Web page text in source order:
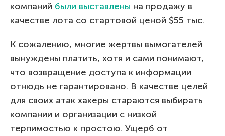
компаний были выставлены на продажу в
качестве лота со стартовой ценой $55 тыс.
К сожалению, многие жертвы вымогателей
вынуждены платить, хотя и сами понимают,
что возвращение доступа к информации
отнюдь не гарантировано. В качестве целей
для своих атак хакеры стараются выбирать
компании и организации с низкой
терпимостью к простою. Ущерб от